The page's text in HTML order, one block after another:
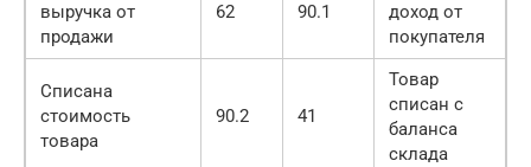
выручка от
продажи
62 90.1
доход от
покупателя
Списана
стоимость
товара
90.2 41
Товар
списан с
баланса
склада